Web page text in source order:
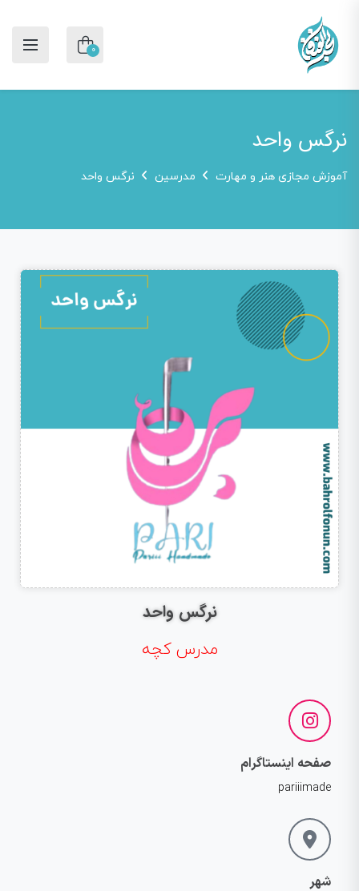
0
نرگس واحد
آموزش مجازی هنر و مهارت مدرسین نرگس واحد
نرگس واحد
مدرس کچه
صفحه اینستاگرام
pariiimade
شهر